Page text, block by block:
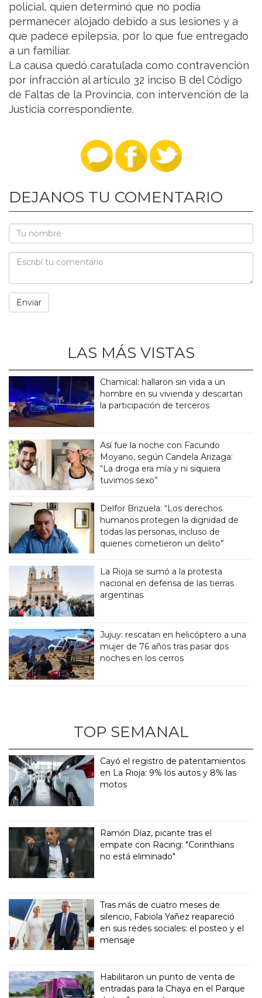
policial, quien determinó que no podía
permanecer alojado debido a sus lesiones y a
que padece epilepsia, por lo que fue entregado
a un familiar.
La causa quedó caratulada como contravención
por infracción al artículo 32 inciso B del Código
de Faltas de la Provincia, con intervención de la
Justicia correspondiente.
DEJANOS TU COMENTARIO
LAS MÁS VISTAS
Chamical: hallaron sin vida a un
hombre en su vivienda y descartan
la participación de terceros
Así fue la noche con Facundo
Moyano, según Candela Arizaga:
“La droga era mía y ni siquiera
tuvimos sexo”
Delfor Brizuela: “Los derechos
humanos protegen la dignidad de
todas las personas, incluso de
quienes cometieron un delito”
La Rioja se sumó a la protesta
nacional en defensa de las tierras
argentinas
Jujuy: rescatan en helicóptero a una
mujer de 76 años tras pasar dos
noches en los cerros
TOP SEMANAL
Cayó el registro de patentamientos
en La Rioja: 9% los autos y 8% las
motos
Ramón Díaz, picante tras el
empate con Racing: "Corinthians
no está eliminado"
Tras más de cuatro meses de
silencio, Fabiola Yañez reapareció
en sus redes sociales: el posteo y el
mensaje
Habilitaron un punto de venta de
entradas para la Chaya en el Parque